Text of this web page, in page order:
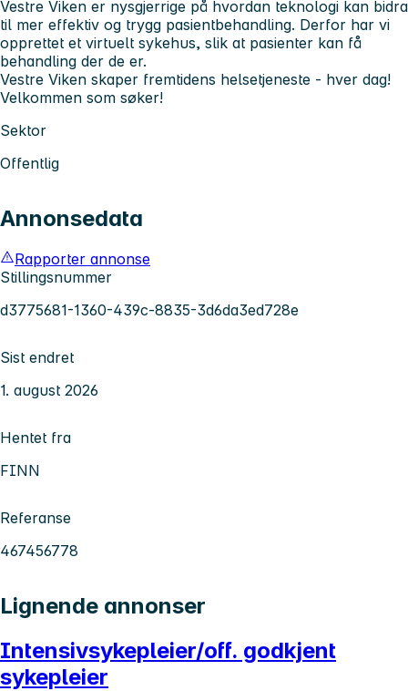
Vestre Viken er nysgjerrige på hvordan teknologi kan bidra
til mer effektiv og trygg pasientbehandling. Derfor har vi
opprettet et virtuelt sykehus, slik at pasienter kan få
behandling der de er.
Vestre Viken skaper fremtidens helsetjeneste - hver dag!
Velkommen som søker!
Sektor
Offentlig
Annonsedata
Rapporter annonse
Stillingsnummer
d3775681-1360-439c-8835-3d6da3ed728e
Sist endret
1. august 2026
Hentet fra
FINN
Referanse
467456778
Lignende annonser
Intensivsykepleier/off. godkjent
sykepleier